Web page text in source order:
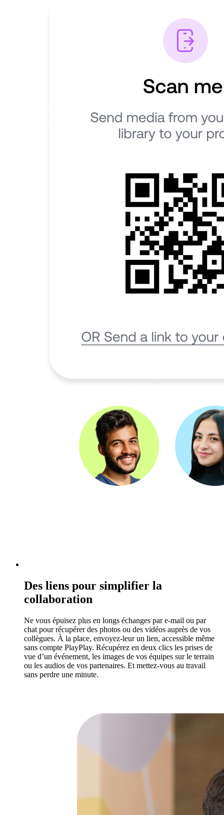
Des liens pour simplifier la
collaboration
Ne vous épuisez plus en longs échanges par e-mail ou par
chat pour récupérer des photos ou des vidéos auprès de vos
collègues. À la place, envoyez-leur un lien, accessible même
sans compte PlayPlay. Récupérez en deux clics les prises de
vue d’un événement, les images de vos équipes sur le terrain
ou les audios de vos partenaires. Et mettez-vous au travail
sans perdre une minute.